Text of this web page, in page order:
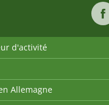
d'activité
Allemagne